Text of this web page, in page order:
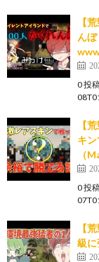
【
ん
0 投
【
キ
（
0 投
【
級に